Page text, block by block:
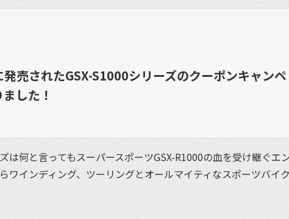
売されたGSX-S1000シリーズのクーポンキャンペ
した！
は何と言ってもスーパースポーツGSX-R1000の血を受け継ぐエ
ワインディング、ツーリングとオールマイティなスポーツバイ